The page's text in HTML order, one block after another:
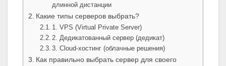
длинной дистанции
Какие типы серверов выбрать?
1. VPS (Virtual Private Server)
2. Дедикатованный сервер (дедикат)
3. Cloud-хостинг (облачные решения)
Как правильно выбрать сервер для своего